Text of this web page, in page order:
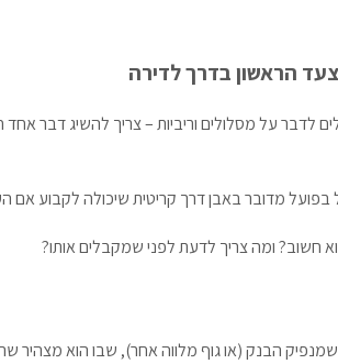
הראשון בדרך לדירה
לדבר על מסלולים וריביות – צריך להשיג דבר אחד
מדובר באבן דרך קריטית שיכולה לקבוע אם
חשוב? ומה צריך לדעת לפני שמקבלים אותו?
הבנק (או גוף מלווה אחר), שבו הוא מצהיר